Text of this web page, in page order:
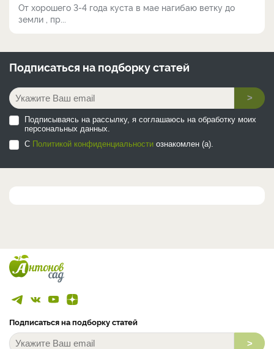
От хорошего 3-4 года куста в мае нагибаю ветку до
земли , пр...
Подписаться на подборку статей
>
Подписываясь на рассылку, я соглашаюсь на обработку моих
персональных данных.
С Политикой конфиденциальности ознакомлен (а).
Подписаться на подборку статей
>